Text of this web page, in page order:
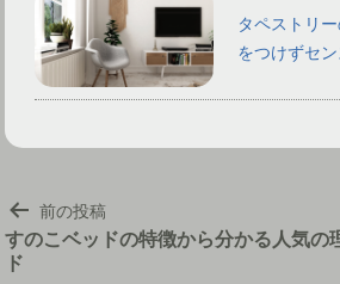
タペストリ
をつけずセ
投
稿
ナ
前の投稿
すのこベッドの特徴から分かる人気の
ド